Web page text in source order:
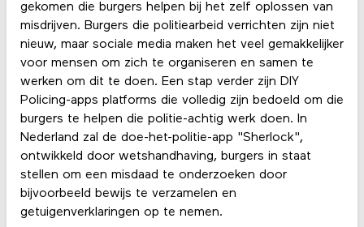
gekomen die burgers helpen bij het zelf oplossen van
misdrijven. Burgers die politiearbeid verrichten zijn niet
nieuw, maar sociale media maken het veel gemakkelijker
voor mensen om zich te organiseren en samen te
werken om dit te doen. Een stap verder zijn DIY
Policing-apps platforms die volledig zijn bedoeld om die
burgers te helpen die politie-achtig werk doen. In
Nederland zal de doe-het-politie-app "Sherlock",
ontwikkeld door wetshandhaving, burgers in staat
stellen om een ​​misdaad te onderzoeken door
bijvoorbeeld bewijs te verzamelen en
getuigenverklaringen op te nemen.